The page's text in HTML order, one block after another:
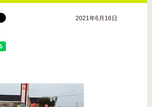
2021年6月16日